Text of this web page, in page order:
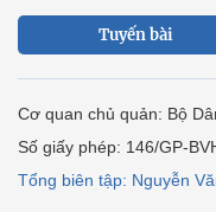
Tuyến bài
Cơ quan chủ quản: Bộ
Số giấy phép: 146/GP-
Tổng biên tập: Nguyễn